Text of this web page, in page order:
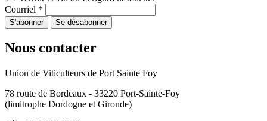
Courriel *
Nous contacter
Union de Viticulteurs de Port Sainte Foy
78 route de Bordeaux - 33220 Port-Sainte-Foy
(limitrophe Dordogne et Gironde)